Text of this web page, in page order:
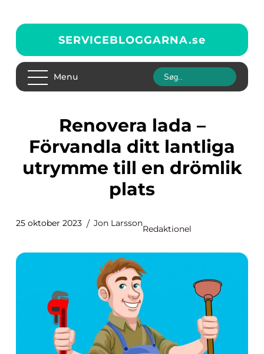
SERVICEBLOGGARNA.se
Menu
Renovera lada –
Förvandla ditt lantliga
utrymme till en drömlik
plats
25 oktober 2023 Jon Larsson
Redaktionel